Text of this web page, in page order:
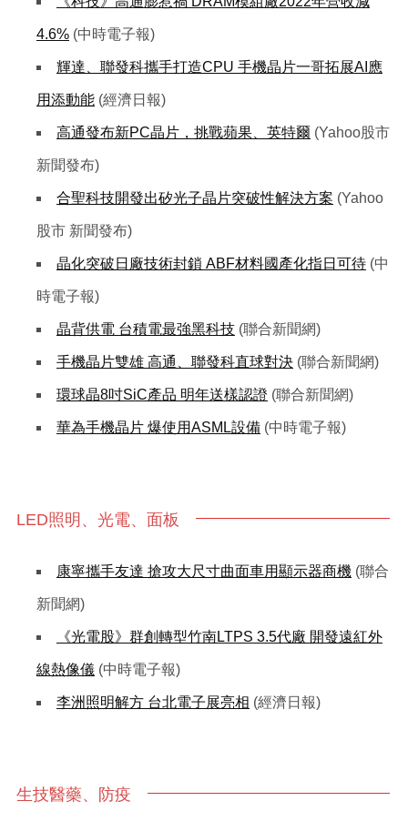
4.6% (中時電子報)
輝達、聯發科攜手打造CPU 手機晶片一哥拓展AI應
用添動能 (經濟日報)
高通發布新PC晶片，挑戰蘋果、英特爾 (Yahoo股市
新聞發布)
合聖科技開發出矽光子晶片突破性解決方案 (Yahoo
股市 新聞發布)
晶化突破日廠技術封鎖 ABF材料國產化指日可待 (中
時電子報)
晶背供電 台積電最強黑科技 (聯合新聞網)
手機晶片雙雄 高通、聯發科直球對決 (聯合新聞網)
環球晶8吋SiC產品 明年送樣認證 (聯合新聞網)
華為手機晶片 爆使用ASML設備 (中時電子報)
LED照明、光電、面板
康寧攜手友達 搶攻大尺寸曲面車用顯示器商機 (聯合
新聞網)
《光電股》群創轉型竹南LTPS 3.5代廠 開發遠紅外
線熱像儀 (中時電子報)
李洲照明解方 台北電子展亮相 (經濟日報)
生技醫藥、防疫